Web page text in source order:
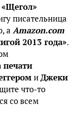
«Щегол»
писательница
а Amazon.com
2013 года».
печати
иДжеки
что-то
со всем